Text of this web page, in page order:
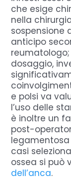
che esige
nella
sospensione
anticipo
dosaggio,
e polsi va
l’uso delle
è inoltre un
post-
legamentosa
casi
ossea si può
dell’anca.